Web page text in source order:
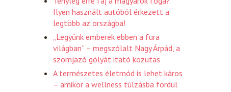
Ilyen használt autóból érkezett a
legtöbb az országba!
„Legyünk emberek ebben a fura
világban” – megszólalt Nagy Árpád, a
szomjazó gólyát itató közutas
A természetes életmód is lehet káros
– amikor a wellness túlzásba fordul